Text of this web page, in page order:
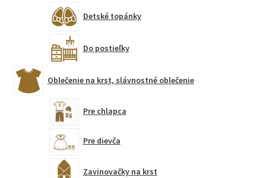
Detské topánky
Do postieľky
Oblečenie na krst, slávnostné oblečenie
Pre chlapca
Pre dievča
Zavinovačky na krst